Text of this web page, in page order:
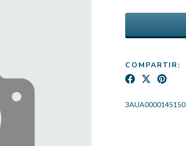
COMPARTIR:
3AUA0000145150